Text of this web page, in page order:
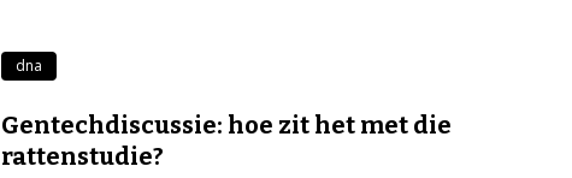
dna
Gentechdiscussie: hoe zit het met die
rattenstudie?